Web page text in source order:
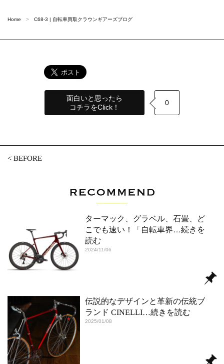
Home C68-3 | 自転車買取クラウンギアーズブログ
面白いと思ったら
コチラをClick！
0
<BEFORE
ターマック、グラベル、石畳、ど
こでも速い！「自転車界…続きを
読む
2024/11/06
伝説的なデザインと革新の伝統ブ
ランド CINELLI…続きを読む
2025/01/08